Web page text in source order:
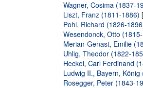
Wagner, Cosima (1837-
Liszt, Franz (1811-1886)
Pohl, Richard (1826-
Wesendonck, Otto
Merian-Genast, Emilie
Uhlig, Theodor (1822-
Heckel, Carl Ferdinand
Ludwig II., Bayern, König
Rosegger, Peter (1843-